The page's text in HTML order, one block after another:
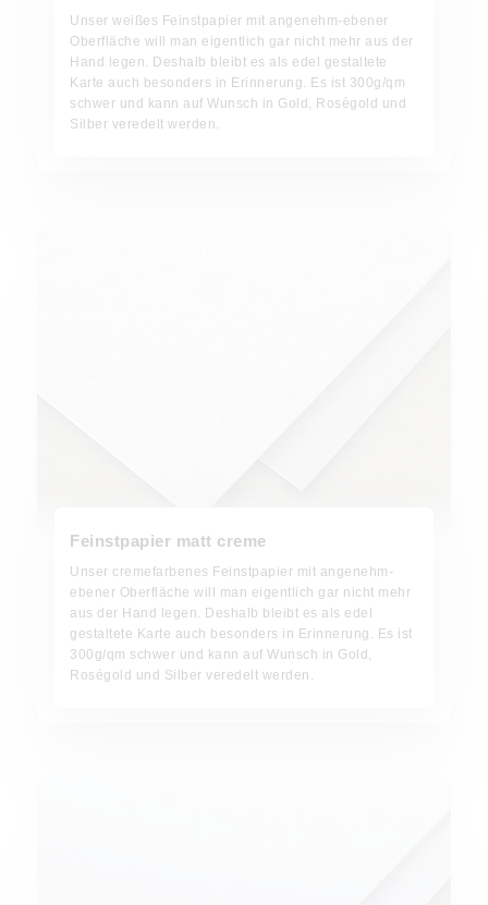
Unser weißes Feinstpapier mit angenehm-ebener
Oberfläche will man eigentlich gar nicht mehr aus der
Hand legen. Deshalb bleibt es als edel gestaltete
Karte auch besonders in Erinnerung. Es ist 300g/qm
schwer und kann auf Wunsch in Gold, Roségold und
Silber veredelt werden.
Feinstpapier matt creme
Unser cremefarbenes Feinstpapier mit angenehm-
ebener Oberfläche will man eigentlich gar nicht mehr
aus der Hand legen. Deshalb bleibt es als edel
gestaltete Karte auch besonders in Erinnerung. Es ist
300g/qm schwer und kann auf Wunsch in Gold,
Roségold und Silber veredelt werden.